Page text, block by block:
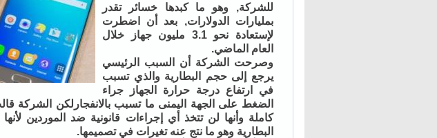
للشركة, وهو ما كبدها خسائر تقدر
بمليارات الدولارات, بعد أن اضطرت
لإستعادة نحو 3.1 مليون جهاز خلال
العام الماضي.
وصرحت الشركة أن السبب الرئيسي
يرجع إلى حجم البطارية والذي تسبب
في ارتفاع درجة حرارة الجهاز جراء
الضغط على الجهة اليمنى ما تسبب بالانفجارلكن الشركة
كاملة وأنها لن تتخذ أي إجراءات قانونية ضد الموردين
البطارية وهو ما نتج عنه تغيرات في تصميمها.